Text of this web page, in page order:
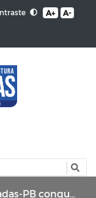
A+ A-
estadual na VII Mostra “Paraíba Aqui Tem SUS"